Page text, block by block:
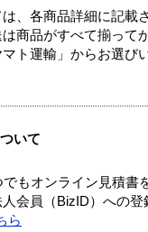
、各商品詳細に記載
商品がすべて揃って
ト運輸」からお選び
いて
もオンライン見積書
会員（BizID）への登
ら